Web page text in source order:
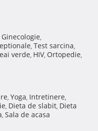
Ginecologie,
, Test sarcina,
verde, HIV, Ortopedie,
, Yoga, Intretinere,
, Dieta de slabit, Dieta
, Sala de acasa